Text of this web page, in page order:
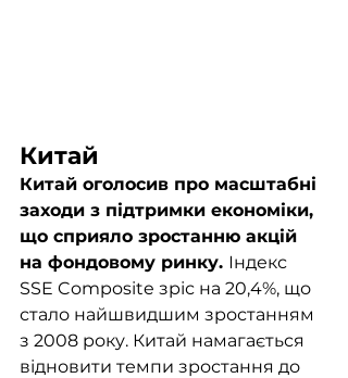
Китай
Китай оголосив про масштабні
заходи з підтримки економіки,
що сприяло зростанню акцій
на фондовому ринку. Індекс
SSE Composite зріс на 20,4%, що
стало найшвидшим зростанням
з 2008 року. Китай намагається
відновити темпи зростання до